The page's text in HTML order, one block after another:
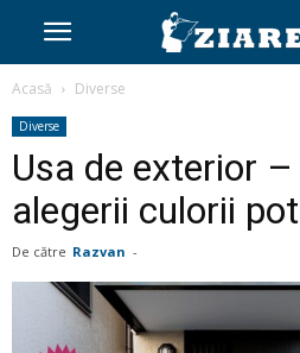
Acasă Diverse
Diverse
Usa de exterior
alegerii culorii
De către Razvan -